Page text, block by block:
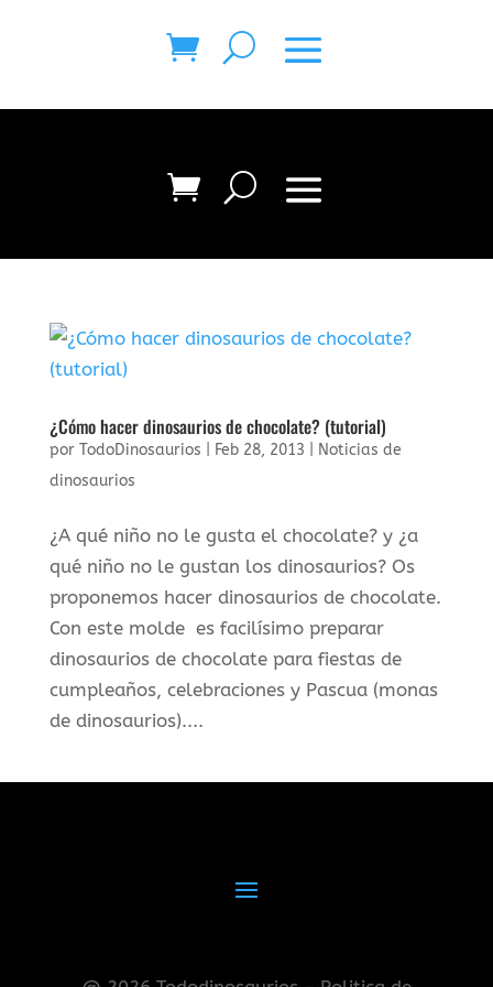
¿Cómo hacer dinosaurios de chocolate? (tutorial)
por TodoDinosaurios Feb 28, 2013
Noticias de
dinosaurios
¿A qué niño no le gusta el chocolate? y ¿a
qué niño no le gustan los dinosaurios? Os
proponemos hacer dinosaurios de chocolate.
Con este molde es facilísimo preparar
dinosaurios de chocolate para fiestas de
cumpleaños, celebraciones y Pascua (monas
de dinosaurios)....